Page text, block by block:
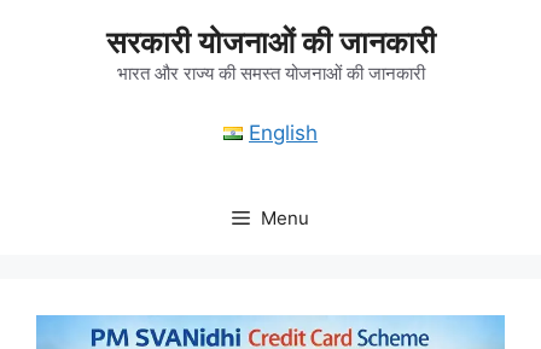
सरकारी योजनाओं की जानकारी
भारत और राज्य की समस्त योजनाओं की जानकारी
English
Menu